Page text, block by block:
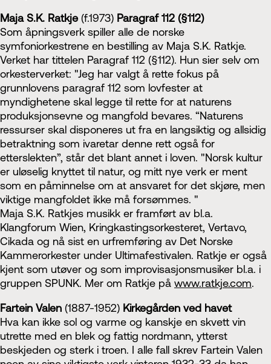
Maja S.K. Ratkje(f.1973) Paragraf 112 (§112)
Som åpningsverk spiller alle de norske
symfoniorkestrene en bestilling av Maja S.K. Ratkje.
Verket har tittelen Paragraf 112 (§112). Hun sier selv om
orkesterverket: "Jeg har valgt å rette fokus på
grunnlovens paragraf 112 som lovfester at
myndighetene skal legge til rette for at naturens
produksjonsevne og mangfold bevares. “Naturens
ressurser skal disponeres ut fra en langsiktig og allsidig
betraktning som ivaretar denne rett også for
etterslekten”, står det blant annet i loven. "Norsk kultur
er uløselig knyttet til natur, og mitt nye verk er ment
som en påminnelse om at ansvaret for det skjøre, men
viktige mangfoldet ikke må forsømmes. "
Maja S.K. Ratkjes musikk er framført av bl.a.
Klangforum Wien, Kringkastingsorkesteret, Vertavo,
Cikada og nå sist en urfremføring av Det Norske
Kammerorkester under Ultimafestivalen. Ratkje er også
kjent som utøver og som improvisasjonsmusiker bl.a. i
gruppen SPUNK. Mer om Ratkje på www.ratkje.com.
Fartein Valen (1887-1952) Kirkegården ved havet
Hva kan ikke sol og varme og kanskje en skvett vin
utrette med en blek og fattig nordmann, ytterst
beskjeden og sterk i troen. I alle fall skrev Fartein Valen